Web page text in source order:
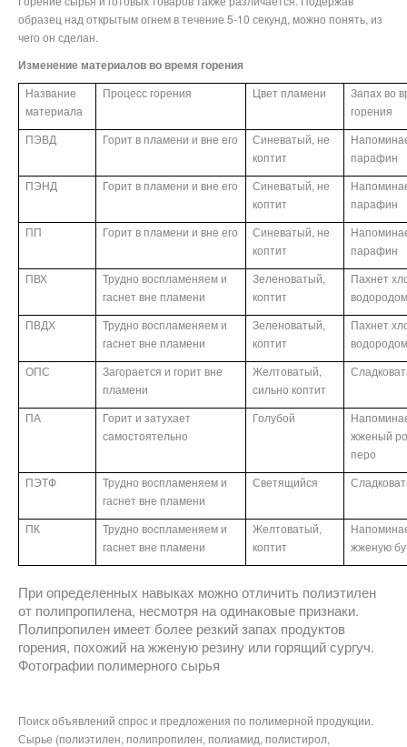
образец над открытым огнем в течение 5-10 секунд, можно понять, из
чего он сделан.
Изменение материалов во время горения
Название
материала
Процесс горения Цвет пламени
Запах во
горения
ПЭВД
Горит в пламени и вне его
Синеватый, не
коптит
парафин
ПЭНД
Горит в пламени и вне его
Синеватый, не
коптит
парафин
ПП
Горит в пламени и вне его
Синеватый, не
коптит
парафин
ПВХ
Трудно воспламеняем и
гаснет вне пламени
Зеленоватый,
коптит
Пахнет
ПВДХ
Трудно воспламеняем и
гаснет вне пламени
Зеленоватый,
коптит
Пахнет
ОПС
Загорается и горит вне
пламени
Желтоватый,
сильно коптит
ПА
Горит и затухает
самостоятельно
Голубой
жженый
перо
ПЭТФ
Трудно воспламеняем и
гаснет вне пламени
Светящийся
ПК
Трудно воспламеняем и
гаснет вне пламени
Желтоватый,
коптит
жженую
При определенных навыках можно отличить полиэтилен
от полипропилена, несмотря на одинаковые признаки.
Полипропилен имеет более резкий запах продуктов
горения, похожий на жженую резину или горящий сургуч.
Фотографии полимерного сырья
Поиск объявлений спрос и предложения по полимерной продукции.
Сырье (полиэтилен, полипропилен, полиамид, полистирол,